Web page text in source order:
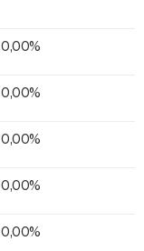
0,00%
0,00%
0,00%
0,00%
0,00%